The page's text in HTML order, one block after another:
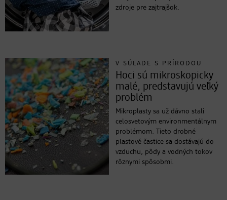
zdroje pre zajtrajšok.
V SÚLADE S PRÍRODOU
Hoci sú mikroskopicky
malé, predstavujú veľký
problém
Mikroplasty sa už dávno stali
celosvetovým environmentálnym
problémom. Tieto drobné
plastové častice sa dostávajú do
vzduchu, pôdy a vodných tokov
rôznymi spôsobmi.